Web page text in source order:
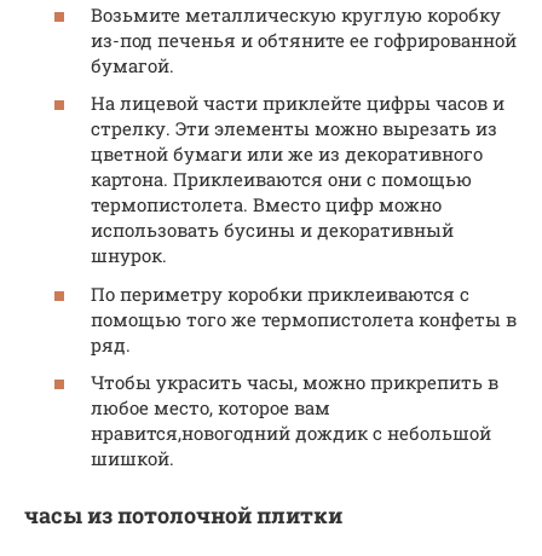
Возьмите металлическую круглую коробку
из-под печенья и обтяните ее гофрированной
бумагой.
На лицевой части приклейте цифры часов и
стрелку. Эти элементы можно вырезать из
цветной бумаги или же из декоративного
картона. Приклеиваются они с помощью
термопистолета. Вместо цифр можно
использовать бусины и декоративный
шнурок.
По периметру коробки приклеиваются с
помощью того же термопистолета конфеты в
ряд.
Чтобы украсить часы, можно прикрепить в
любое место, которое вам
нравится,новогодний дождик с небольшой
шишкой.
часы из потолочной плитки